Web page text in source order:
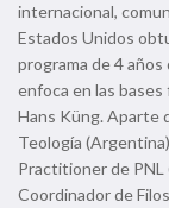
internacional,
Estados Unidos
programa de 4
enfoca en las
Hans Küng. Aparte
Teología
Practitioner de
Coordinador de